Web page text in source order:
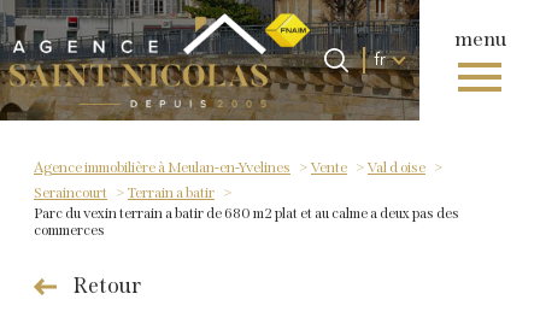
menu
Langue
fr
Accueil 0 Langue
fr
Agence immobilière à Meulan-en-Yvelines Vente
Val d oise
Seraincourt
Terrain a batir
Parc du vexin terrain a batir de 680 m2 plat et au calme a deux pas des
commerces
Retour